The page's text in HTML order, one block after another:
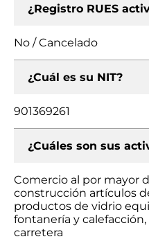
¿Registro RUES
No / Cancelado
¿Cuál es su NIT?
901369261
¿Cuáles son sus
Comercio al por mayor
construcción artículos
productos de vidrio
fontanería y
carretera